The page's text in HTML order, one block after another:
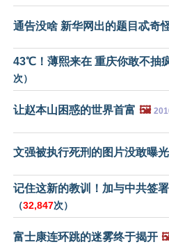
通告没啥 新华网出的题目忒奇
43℃！薄熙来在 重庆你敢不抽
次）
让赵本山困惑的世界首富 🖼️
文强被执行死刑的图片没敢曝光
记住这新的教训！加与中共签
（32,847次）
富士康连环跳的迷雾终于揭开